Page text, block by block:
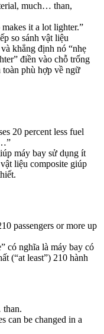
much… than,
it a lot lighter.”
so sánh vật liệu
khẳng định nó “nhẹ
điền vào chỗ trống
toàn phù hợp về ngữ
20 percent less fuel
máy bay sử dụng ít
liệu composite giúp
passengers or more up
có nghĩa là máy bay có
(“at least”) 210 hành
can be changed in a